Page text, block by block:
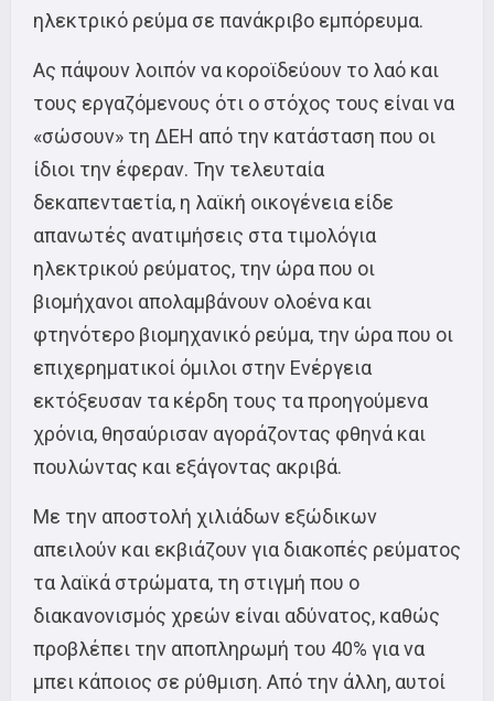
ηλεκτρικό ρεύμα σε πανάκριβο εμπόρευμα.
Ας πάψουν λοιπόν να κοροϊδεύουν το λαό και
τους εργαζόμενους ότι ο στόχος τους είναι να
«σώσουν» τη ΔΕΗ από την κατάσταση που οι
ίδιοι την έφεραν. Την τελευταία
δεκαπενταετία, η λαϊκή οικογένεια είδε
απανωτές ανατιμήσεις στα τιμολόγια
ηλεκτρικού ρεύματος, την ώρα που οι
βιομήχανοι απολαμβάνουν ολοένα και
φτηνότερο βιομηχανικό ρεύμα, την ώρα που οι
επιχερηματικοί όμιλοι στην Ενέργεια
εκτόξευσαν τα κέρδη τους τα προηγούμενα
χρόνια, θησαύρισαν αγοράζοντας φθηνά και
πουλώντας και εξάγοντας ακριβά.
Με την αποστολή χιλιάδων εξώδικων
απειλούν και εκβιάζουν για διακοπές ρεύματος
τα λαϊκά στρώματα, τη στιγμή που ο
διακανονισμός χρεών είναι αδύνατος, καθώς
προβλέπει την αποπληρωμή του 40% για να
μπει κάποιος σε ρύθμιση. Από την άλλη, αυτοί